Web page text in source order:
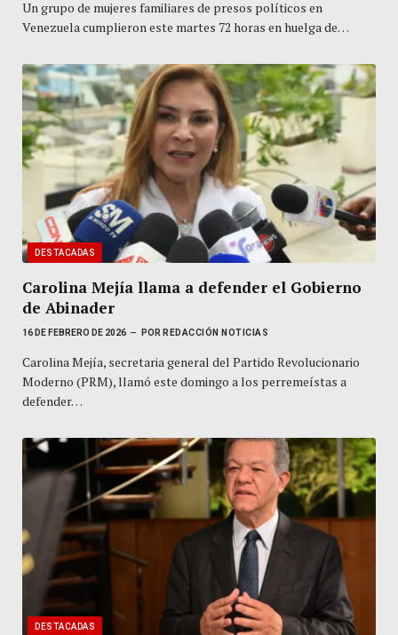
Un grupo de mujeres familiares de presos políticos en
Venezuela cumplieron este martes 72 horas en huelga de…
DESTACADAS
Carolina Mejía llama a defender el Gobierno
de Abinader
16 DE FEBRERO DE 2026 POR REDACCIÓN NOTICIAS
Carolina Mejía, secretaria general del Partido Revolucionario
Moderno (PRM), llamó este domingo a los perremeístas a
defender…
DESTACADAS